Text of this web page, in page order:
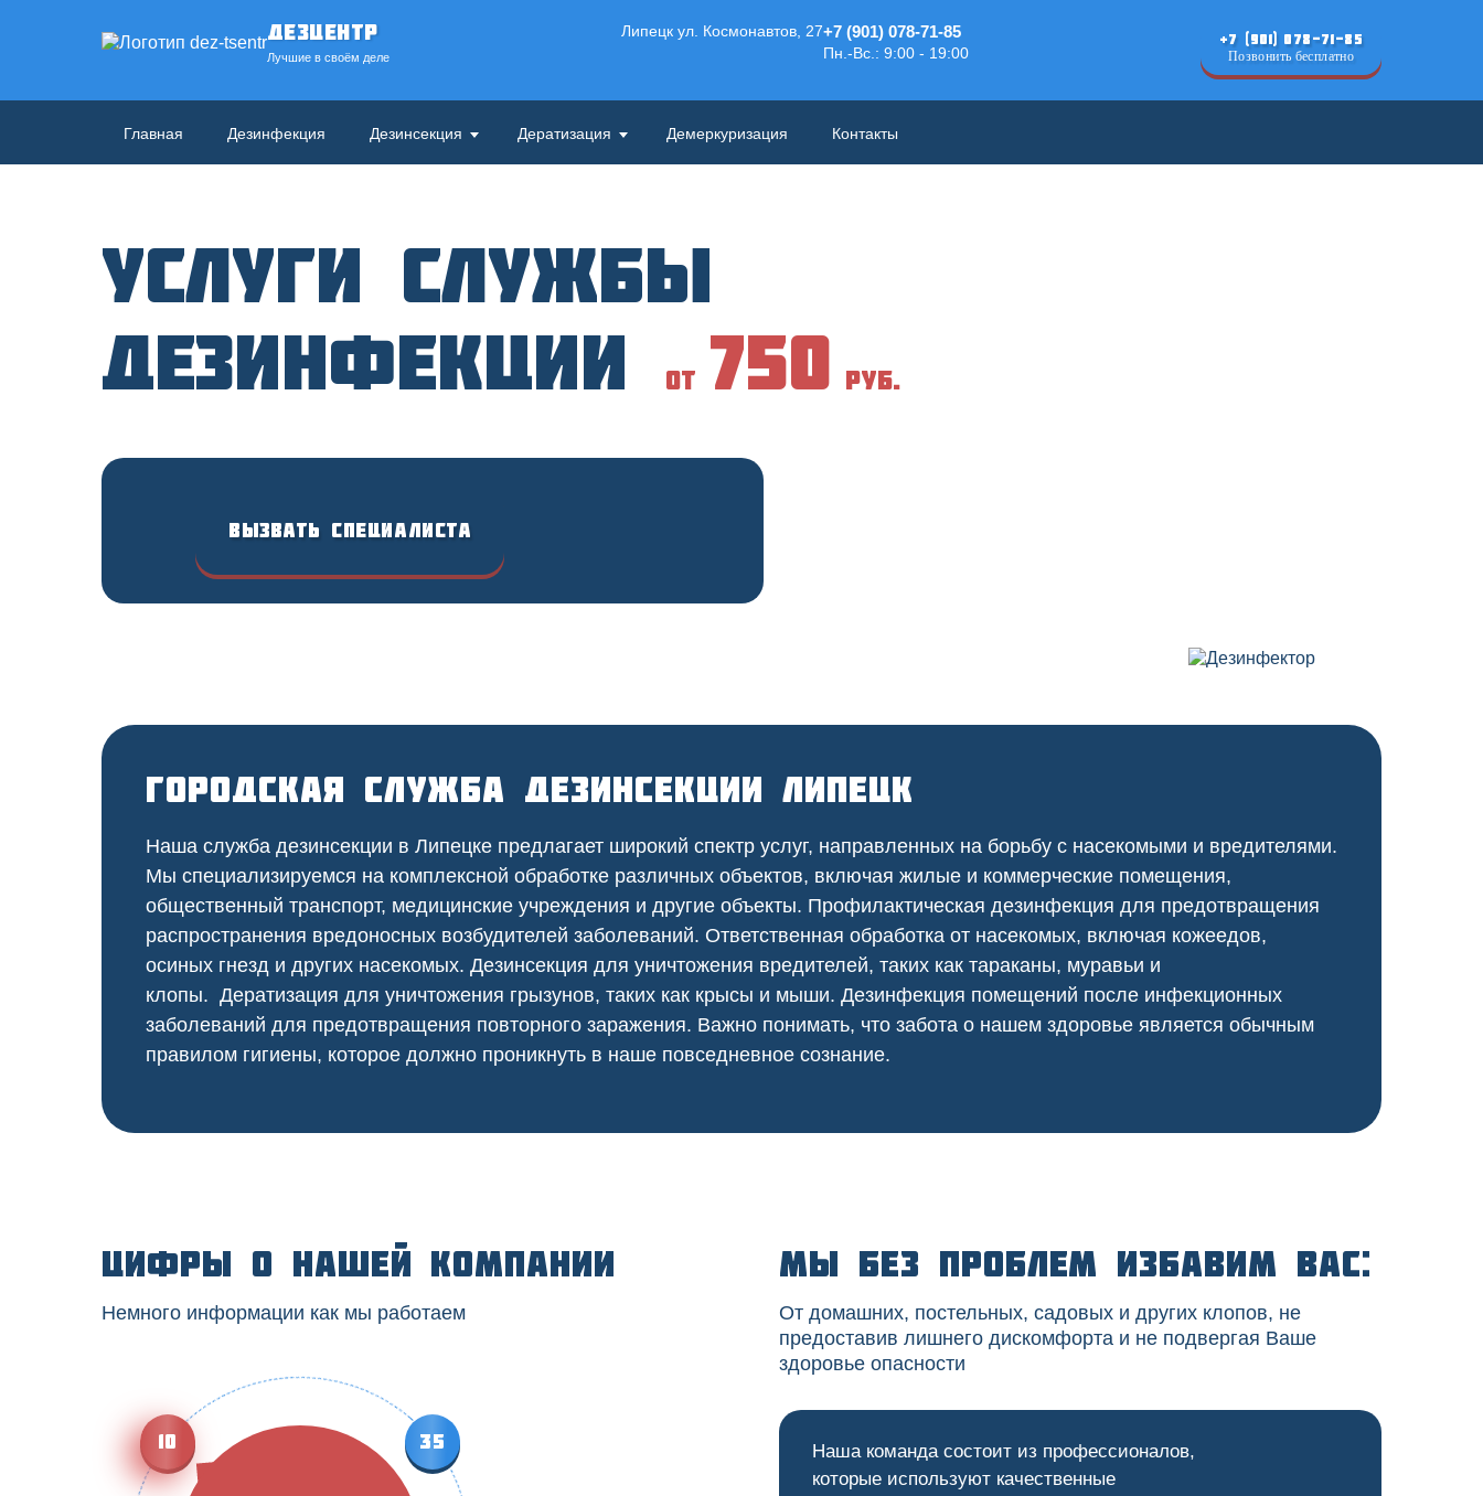
ДезЦентр
Лучшие в своём деле
Липецк ул. Космонавтов, 27+7 (901) 078-71-85
Пн.-Вс.: 9:00 - 19:00
+7 (901) 078-71-85
Позвонить бесплатно
Главная Дезинфекция Дезинсекция Дератизация Демеркуризация Контакты
Услуги службы
дезинфекции
от 750 руб.
Вызвать специалиста
Городская служба дезинсекции Липецк
Наша служба дезинсекции в Липецке предлагает широкий спектр услуг, направленных на борьбу с насекомыми и вредителями.
Мы специализируемся на комплексной обработке различных объектов, включая жилые и коммерческие помещения,
общественный транспорт, медицинские учреждения и другие объекты. Профилактическая дезинфекция для предотвращения
распространения вредоносных возбудителей заболеваний. Ответственная обработка от насекомых, включая кожеедов,
осиных гнезд и других насекомых. Дезинсекция для уничтожения вредителей, таких как тараканы, муравьи и
клопы. Дератизация для уничтожения грызунов, таких как крысы и мыши. Дезинфекция помещений после инфекционных
заболеваний для предотвращения повторного заражения. Важно понимать, что забота о нашем здоровье является обычным
правилом гигиены, которое должно проникнуть в наше повседневное сознание.
Цифры о нашей компании
Немного информации как мы работаем
10 35
Мы без проблем избавим вас:
От домашних, постельных, садовых и других клопов, не
предоставив лишнего дискомфорта и не подвергая Ваше
здоровье опасности
Наша команда состоит из профессионалов,
которые используют качественные